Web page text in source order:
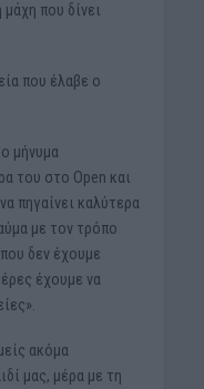
που δίνει
που έλαβε ο
μήνυμα
του στο Open και
πηγαίνει καλύτερα
με τον τρόπο
δεν έχουμε
έχουμε να
ακόμα
μας, μέρα με τη